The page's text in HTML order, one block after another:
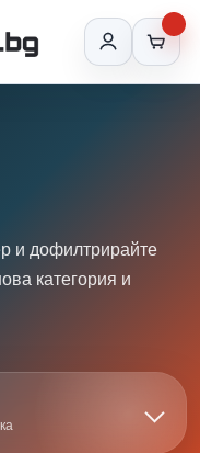
и дофилтрирайте
категория и